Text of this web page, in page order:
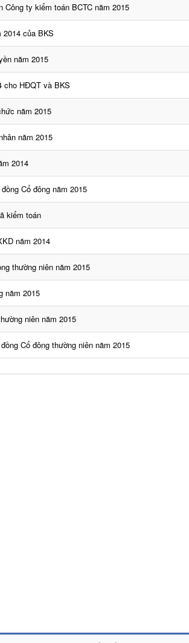
ty kiểm toán BCTC năm 2015
2014 của BKS
năm 2015
cho HĐQT và BKS
năm 2015
năm 2015
2014
Cổ đông năm 2015
kiểm toán
năm 2014
thường niên năm 2015
năm 2015
niên năm 2015
Cổ đông thường niên năm 2015